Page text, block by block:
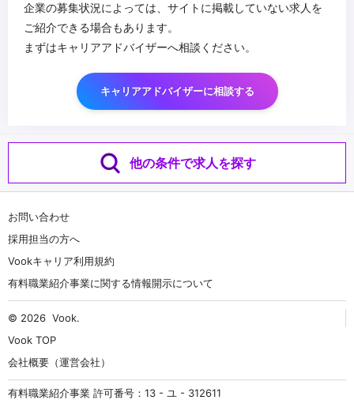
企業の募集状況によっては、サイトに掲載していない求人を
ご紹介できる場合もあります。
まずはキャリアアドバイザーへ相談ください。
キャリアアドバイザーに相談する
他の条件で求人を探す
お問い合わせ
採用担当の方へ
Vookキャリア利用規約
有料職業紹介事業に関する情報開示について
© 2026 Vook.
Vook TOP
会社概要（運営会社）
有料職業紹介事業 許可番号：13 - ユ - 312611